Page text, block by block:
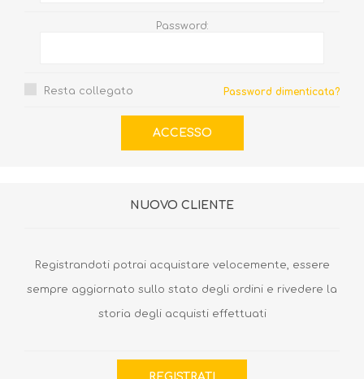
Password:
Resta collegato Password dimenticata?
NUOVO CLIENTE
Registrandoti potrai acquistare velocemente, essere
sempre aggiornato sullo stato degli ordini e rivedere la
storia degli acquisti effettuati